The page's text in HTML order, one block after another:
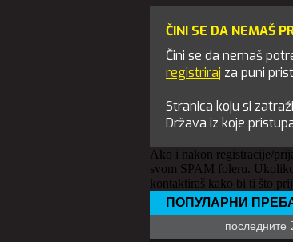
ČINI SE DA NEMAŠ
Čini se da nemaš
registriraj za puni
Stranica koju si
Država iz koje
Ako i nakon registracije/
svom SPAM foleru.
kontaktiraš kako bi ti što
ПОПУЛАРНИ
последните